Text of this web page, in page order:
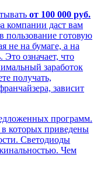
от 100 000 руб.
компании даст вам
пользование готовую
не на бумаге, а на
Это означает, что
заработок
получать,
зависит
программ.
которых приведены
Светодиоды
Чем